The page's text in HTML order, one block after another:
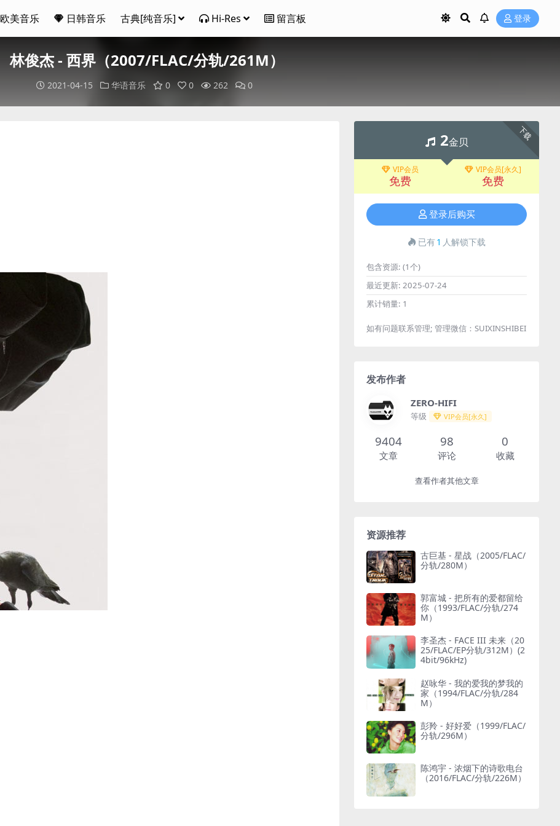
欧美音乐 日韩音乐 古典[纯音乐] Hi-Res 留言板 登录
林俊杰 - 西界（2007/FLAC/分轨/261M）
2021-04-15 华语音乐 0 0 262 0
下载
2金贝
VIP会员
免费
VIP会员[永久]
免费
登录后购买
已有1 人解锁下载
包含资源: (1个)
最近更新: 2025-07-24
累计销量: 1
如有问题联系管理; 管理微信：SUIXINSHIBEI
发布作者
ZERO-HIFI
等级 VIP会员[永久]
9404
文章
98
评论
0
收藏
查看作者其他文章
资源推荐
古巨基 - 星战（2005/FLAC/
分轨/280M）
郭富城 - 把所有的爱都留给
你（1993/FLAC/分轨/274
M）
李圣杰 - FACE III 未来（20
25/FLAC/EP分轨/312M）(2
4bit/96kHz)
赵咏华 - 我的爱我的梦我的
家（1994/FLAC/分轨/284
M）
彭羚 - 好好爱（1999/FLAC/
分轨/296M）
陈鸿宇 - 浓烟下的诗歌电台
（2016/FLAC/分轨/226M）